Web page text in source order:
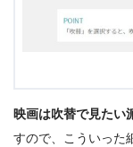
映画は吹替で見たい
すので、こういった